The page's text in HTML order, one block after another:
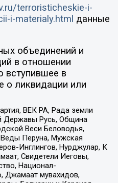
terroristicheskie-i-
i-materialy.html данные
объединений и
в отношении
вступившее в
о ликвидации или
ВЕК РА, Рада земли
Державы Русь, Община
Веси Беловодья,
Перуна, Мужская
Инглингов, Нурджулар, К
Свидетели Иеговы,
Национал-
Джамаат мувахидов,